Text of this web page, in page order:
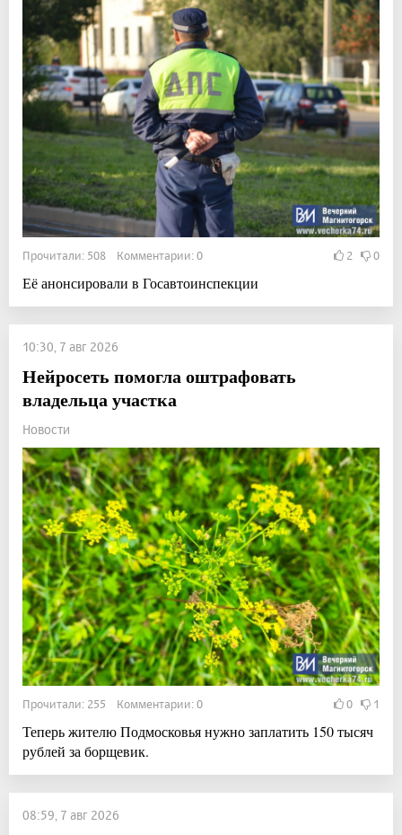
Прочитали: 508 Комментарии: 0 2 0
Её анонсировали в Госавтоинспекции
10:30, 7 авг 2026
Нейросеть помогла оштрафовать
владельца участка
Новости
Прочитали: 255 Комментарии: 0 0 1
Теперь жителю Подмосковья нужно заплатить 150 тысяч
рублей за борщевик.
08:59, 7 авг 2026